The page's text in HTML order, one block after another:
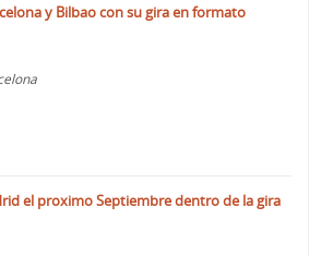
y Bilbao con su gira en formato
el proximo Septiembre dentro de la gira